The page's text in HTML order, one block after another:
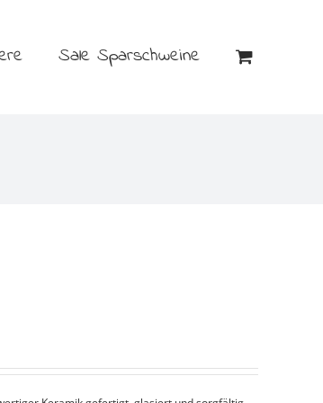
Sale Sparschweine